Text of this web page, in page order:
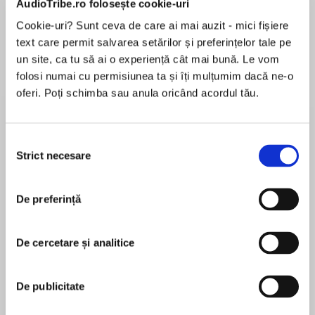
AudioTribe.ro folosește cookie-uri
Cookie-uri? Sunt ceva de care ai mai auzit - mici fișiere
text care permit salvarea setărilor și preferințelor tale pe
un site, ca tu să ai o experiență cât mai bună. Le vom
folosi numai cu permisiunea ta și îți mulțumim dacă ne-o
oferi. Poți schimba sau anula oricând acordul tău.
consimțământului
Strict necesare
De preferință
De cercetare și analitice
De publicitate
Desprecarte
A classic Agatha Christie short story, available
individually for the first time as an ebook.
A draughty manor house is far from Poirot's idea
of the best place to spend Christmas, but an
tempts him away from his cosy London
pentru această carte
Agatha Christie is known throughout the world as